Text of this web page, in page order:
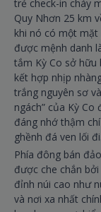
trẻ check-in cháy
Quy Nhơn 25 km
khi nó có một mặt
được mệnh danh
tắm Kỳ Co sở hữu
kết hợp nhịp
trắng nguyên sơ
ngách” của Kỳ
đáng nhớ thậm
ghềnh đá ven lối đi.
Phía đông bán
được che chắn
đỉnh núi cao như
và nơi xa nhất